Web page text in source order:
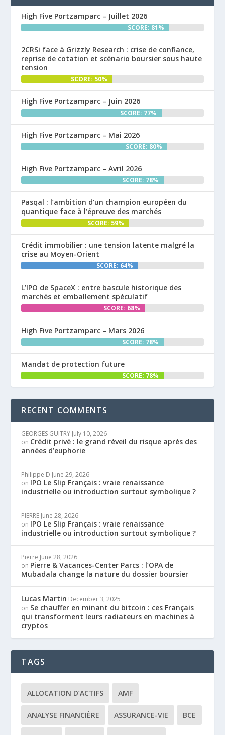
High Five Portzamparc – Juillet 2026
SCORE: 81%
2CRSi face à Grizzly Research : crise de confiance,
reprise de cotation et scénario boursier sous haute
tension
SCORE: 50%
High Five Portzamparc – Juin 2026
SCORE: 77%
High Five Portzamparc – Mai 2026
SCORE: 80%
High Five Portzamparc – Avril 2026
SCORE: 78%
Pasqal : l’ambition d’un champion européen du
quantique face à l’épreuve des marchés
SCORE: 59%
Crédit immobilier : une tension latente malgré la
crise au Moyen-Orient
SCORE: 64%
L’IPO de SpaceX : entre bascule historique des
marchés et emballement spéculatif
SCORE: 68%
High Five Portzamparc – Mars 2026
SCORE: 78%
Mandat de protection future
SCORE: 78%
RECENT COMMENTS
GEORGES GUITRY July 10, 2026
on Crédit privé : le grand réveil du risque après des
années d’euphorie
Philippe D June 29, 2026
on IPO Le Slip Français : vraie renaissance
industrielle ou introduction surtout symbolique ?
PIERRE June 28, 2026
on IPO Le Slip Français : vraie renaissance
industrielle ou introduction surtout symbolique ?
Pierre June 28, 2026
on Pierre & Vacances-Center Parcs : l’OPA de
Mubadala change la nature du dossier boursier
Lucas Martin December 3, 2025
on Se chauffer en minant du bitcoin : ces Français
qui transforment leurs radiateurs en machines à
cryptos
TAGS
ALLOCATION D’ACTIFS AMF
ANALYSE FINANCIÈRE ASSURANCE-VIE BCE